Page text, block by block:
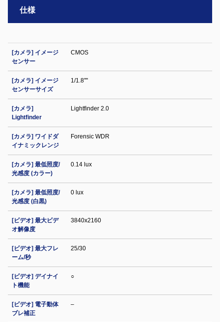
仕様
[カメラ] イメージ
センサー
CMOS
[カメラ] イメージ
センサーサイズ
1/1.8""
[カメラ]
Lightfinder
Lightfinder 2.0
[カメラ] ワイドダ
イナミックレンジ
Forensic WDR
[カメラ] 最低照度/
光感度 (カラー)
0.14 lux
[カメラ] 最低照度/
光感度 (白黒)
0 lux
[ビデオ] 最大ビデ
オ解像度
3840x2160
[ビデオ] 最大フレ
ーム/秒
25/30
[ビデオ] デイナイ
ト機能
○
[ビデオ] 電子動体
ブレ補正
–